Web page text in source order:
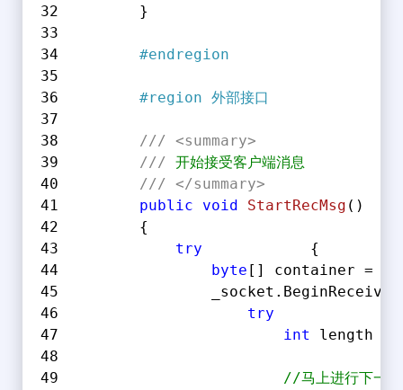
        }
#endregion
#region 外部接口
/// <summary>
/// 开始接受客户端消息
/// </summary>
public
void StartRecMsg ( )
        {
try
            {
byte [] container =
try
int
length =
//马上进行下一轮